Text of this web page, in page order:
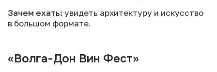
Зачем ехать: увидеть архитектуру и искусство
в большом формате.
«Волга-Дон Вин Фест»